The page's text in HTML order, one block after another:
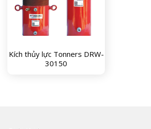
Kích thủy lực Tonners DRW-
30150